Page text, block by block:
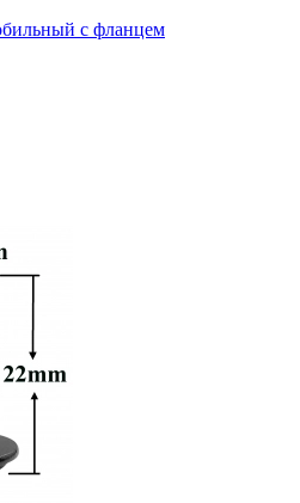
с фланцем